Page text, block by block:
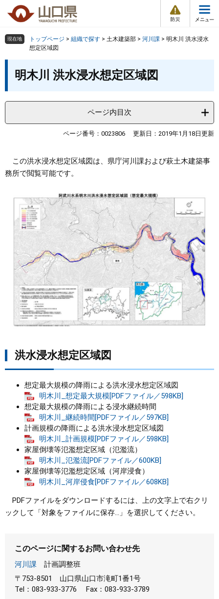
の
頭
。
ー
飛
て
本
へ
情
メ
ュ
組織で探す
健康・福祉
しごと・産業・観光
まちづくり
県政情報
検索の仕方 組織で探す サイトマップで探す
現在地 トップページ > 組織で探す > 土木建築部 > 河川課 > 明木川 洪水浸水
想定区域図
明木川 洪水浸水想定区域図
ページ内目次
ページ番号：0023806 更新日：2019年1月18日更新
この洪水浸水想定区域図は、県庁河川課および萩土木建築事
務所で閲覧可能です。
洪水浸水想定区域図
想定最大規模の降雨による洪水浸水想定区域図
明木川_想定最大規模[PDFファイル／598KB]
想定最大規模の降雨による浸水継続時間
明木川_継続時間[PDFファイル／597KB]
計画規模の降雨による洪水浸水想定区域図
明木川_計画規模[PDFファイル／598KB]
家屋倒壊等氾濫想定区域（氾濫流）
明木川_氾濫流[PDFファイル／600KB]
家屋倒壊等氾濫想定区域（河岸浸食）
明木川_河岸侵食[PDFファイル／608KB]
PDFファイルをダウンロードするには、上の文字上で右クリ
ックして「対象をファイルに保存...」を選択してください。
このページに関するお問い合わせ先
河川課
計画調整班
〒753-8501
山口県山口市滝町1番1号
Tel：083-933-3776
Fax：083-933-3789